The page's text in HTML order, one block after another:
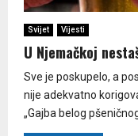
Svijet Vijesti
U Njemačkoj
Sve je poskupelo, a
nije adekvatno
„Gajba belog